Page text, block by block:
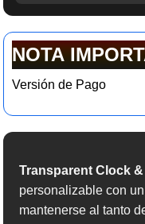
NOTA
Versión de Pago
Transparent Clock
personalizable con
mantenerse al tanto